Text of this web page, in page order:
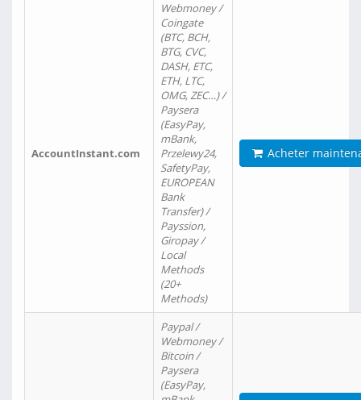
AccountInstant.com
Webmoney /
Coingate
(BTC, BCH,
BTG, CVC,
DASH, ETC,
ETH, LTC,
OMG, ZEC…) /
Paysera
(EasyPay,
mBank,
Przelewy24,
SafetyPay,
EUROPEAN
Bank
Transfer) /
Payssion,
Giropay /
Local
Methods
(20+
Methods)
Acheter
Paypal /
Webmoney /
Bitcoin /
Paysera
(EasyPay,